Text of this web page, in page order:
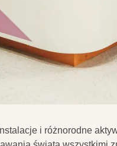
i różnorodne